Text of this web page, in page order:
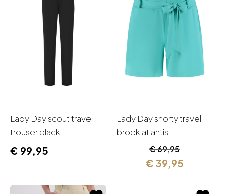
Lady Day scout travel
trouser black
€ 99,95
Lady Day shorty travel
broek atlantis
€69,95
prijs
€ 39,95
Huidige
prijs